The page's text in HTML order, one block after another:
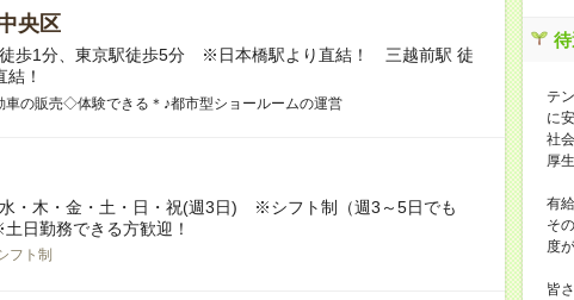
央区
徒歩1分、東京駅徒歩5分 ※日本橋駅より直結！ 三越前駅 徒
！
車の販売◇体験できる＊♪都市型ショールームの運営
水・木・金・土・日・祝(週3日) ※シフト制（週3～5日でも
日勤務できる方歓迎！
フト制
テ
に
社
厚
有
そ
度
皆